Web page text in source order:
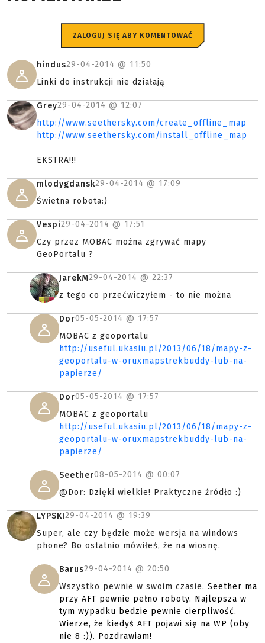
ZALOGUJ SIĘ ABY KOMENTOWAĆ
hindus29-04-2014 @ 11:50
Linki do instrukcji nie działają
Grey29-04-2014 @ 12:07
http://www.seethersky.com/create_offline_map
http://www.seethersky.com/install_offline_map
EKSTRA!!!
mlodygdansk29-04-2014 @ 17:09
Świetna robota:)
Vespi29-04-2014 @ 17:51
Czy przez MOBAC można zgrywać mapy
GeoPortalu ?
JarekM29-04-2014 @ 22:37
z tego co przećwiczyłem - to nie można
Dor05-05-2014 @ 17:57
MOBAC z geoportalu
http://useful.ukasiu.pl/2013/06/18/mapy-z-
geoportalu-w-oruxmapstrekbuddy-lub-na-
papierze/
Dor05-05-2014 @ 17:57
MOBAC z geoportalu
http://useful.ukasiu.pl/2013/06/18/mapy-z-
geoportalu-w-oruxmapstrekbuddy-lub-na-
papierze/
Seether08-05-2014 @ 00:07
@Dor: Dzięki wielkie! Praktyczne źródło :)
LYPSKI29-04-2014 @ 19:39
Super, ale czy będzie może wersja na windows
phone? Bo ostatnio mówiłeś, że na wiosnę.
Barus29-04-2014 @ 20:50
Wszystko pewnie w swoim czasie. Seether ma
przy AFT pewnie pełno roboty. Najlepsza w
tym wypadku bedzie pewnie cierpliwość.
Wierze, że kiedyś AFT pojawi się na WP (oby
nie 8 :)). Pozdrawiam!